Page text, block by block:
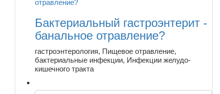
Бактериальный гастроэнтерит -
банальное отравление?
гастроэнтерология, Пищевое отравление,
бактериальные инфекции, Инфекции желудо-
кишечного тракта